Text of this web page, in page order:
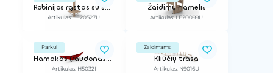
Robinijos rąstas su sėdimąja dalimi
Artikulas: LE20527U
Žaidimų namelis
Artikulas: LE20099U
Parkui
Hamakas (raudonas) 2,9 m
Artikulas: H5032I
Žaidimams
Kliūčių trasa
Artikulas: N9016U